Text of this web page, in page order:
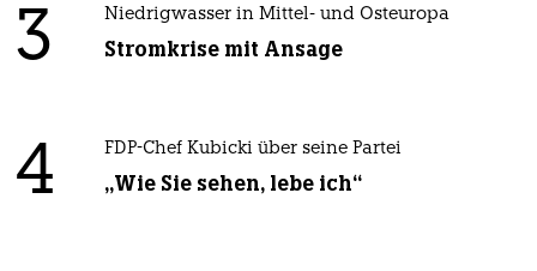
3 Niedrigwasser in Mittel- und Osteuropa
Stromkrise mit Ansage
4 FDP-Chef Kubicki über seine Partei
„Wie Sie sehen, lebe ich“